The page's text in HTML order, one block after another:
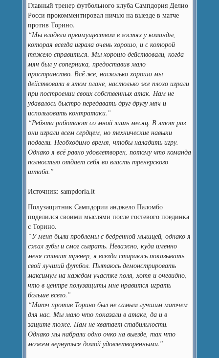
Главный тренер футбольного клуба Сампдория Делио
Росси прокомментировал ничью на выезде в матче
против Торино.
“Мы владели преимуществом в гостях у команды,
которая всегда играла очень хорошо, и с которой
тяжело справиться. Мы хорошо действовали, когда
мяч был у соперника, предоставив мало
пространство. Всё же, насколько хорошо мы
действовали в этом плане, настолько же плохо играли
при построении своих собственных атак. Нам не
удавалось быстро передавать друг другу мяч и
использовать контратаки.”
“Ребята работают со мной лишь месяц. В этот раз
они играли всем сердцем, но технические навыки
подвели. Необходимо время, чтобы наладить игру.
Однако я всё равно удовлетворен, потому что команда
полностью отдает себя во власть тренерского
штаба.”
Источник: sampdoria.it
Полузащитник Сампдории анджело Паломбо
поделился своими мыслями после гостевого поединка
с Торино.
“У меня были проблемы с бедренной мышцей, однако я
сжал зубы и смог сыграть. Неважно, куда именно
меня ставит тренер, я всегда стараюсь показывать
свой лучший футбол. Пытаюсь демонстрировать
максимум на каждом участке поля, хотя и очевидно,
что в центре полузащиты мне нравится играть
больше всего.”
“Матч против Торино был не самым лучшим матчем
для нас. Мы мало что показали в атаке, да и в
защите тоже. Нам не хватает стабильности.
Однако мы набрали одно очко на выезде, так что
можем вернуться домой удовлетворенными.”